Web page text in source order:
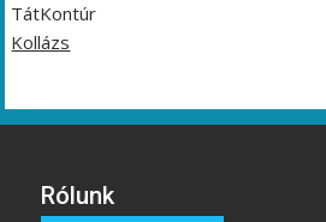
TátKontúr
Kollázs
Rólunk